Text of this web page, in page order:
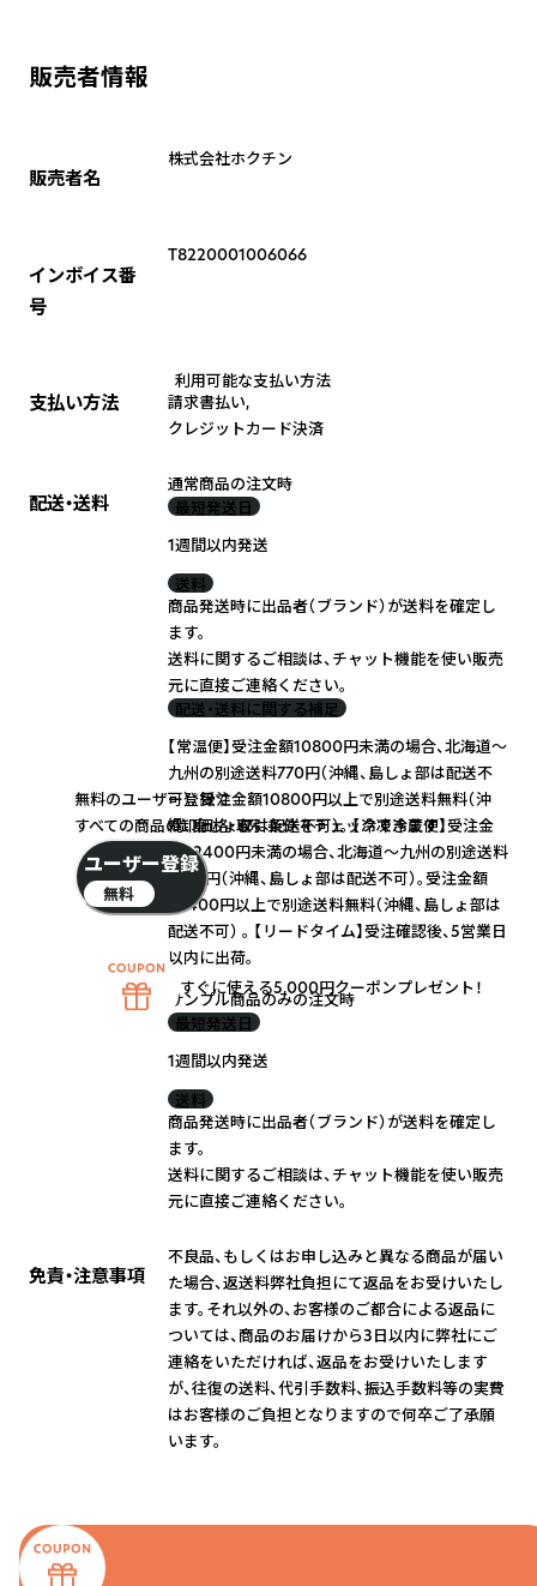
販売者情報
販売者名
株式会社ホクチン
インボイス番
号
T8220001006066
支払い方法
利用可能な支払い方法
請求書払い,
クレジットカード決済
配送・送料
通常商品の注文時
最短発送日
1週間以内発送
送料
商品発送時に出品者（ブランド）が送料を確定し
ます。
送料に関するご相談は、チャット機能を使い販売
元に直接ご連絡ください。
配送・送料に関する補足
【常温便】受注金額10800円未満の場合、北海道～
九州の別途送料770円（沖縄、島しょ部は配送不
可）。受注金額10800円以上で別途送料無料（沖
縄、島しょ部は配送不可）。 【冷凍冷蔵便】受注金
額32400円未満の場合、北海道～九州の別途送料
1650円（沖縄、島しょ部は配送不可）。受注金額
32400円以上で別途送料無料（沖縄、島しょ部は
配送不可） 。 【リードタイム】受注確認後、5営業日
以内に出荷。
サンプル商品のみの注文時
最短発送日
1週間以内発送
送料
商品発送時に出品者（ブランド）が送料を確定し
ます。
送料に関するご相談は、チャット機能を使い販売
元に直接ご連絡ください。
免責・注意事項
不良品、もしくはお申し込みと異なる商品が届い
た場合、返送料弊社負担にて返品をお受けいたし
ます。それ以外の、お客様のご都合による返品に
ついては、商品のお届けから3日以内に弊社にご
連絡をいただければ、返品をお受けいたします
が、往復の送料、代引手数料、振込手数料等の実費
はお客様のご負担となりますので何卒ご了承願
います。
無料のユーザー登録で
すべての商品の卸価格・取引条件をチェックできます！
ユーザー登録
無料
すぐに使える5,000円クーポンプレゼント！